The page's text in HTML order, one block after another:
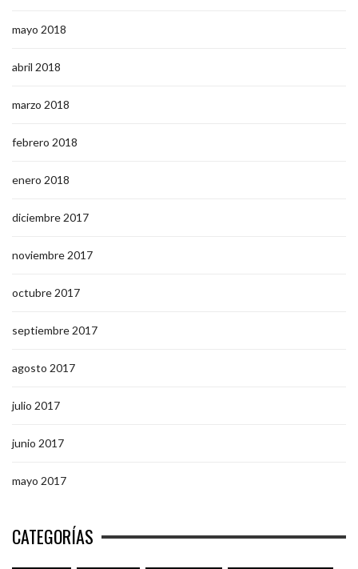
mayo 2018
abril 2018
marzo 2018
febrero 2018
enero 2018
diciembre 2017
noviembre 2017
octubre 2017
septiembre 2017
agosto 2017
julio 2017
junio 2017
mayo 2017
CATEGORÍAS